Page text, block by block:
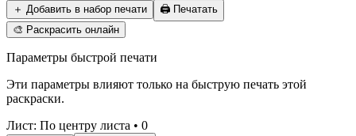
＋ Добавить в набор печати 🖨️ Печатать
🎨 Раскрасить онлайн
Параметры быстрой печати
Эти параметры влияют только на быструю печать этой
раскраски.
Лист: По центру листа • 0